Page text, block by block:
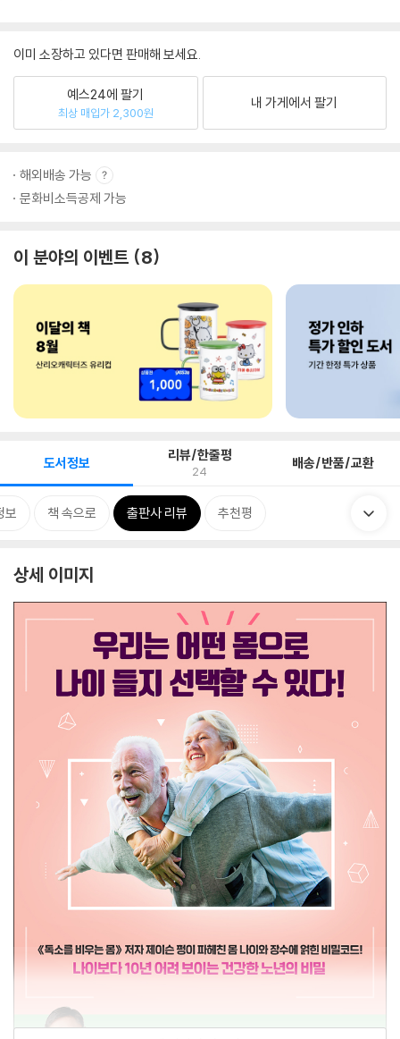
이미 소장하고 있다면 판매해 보세요.
예스24에 팔기
최상 매입가 2,300원
내 가게에서 팔기
해외배송 가능
문화비소득공제 가능
이 분야의 이벤트 8
도서정보 리뷰/한줄평
24 배송/반품/교환
보 책 속으로 출판사 리뷰 추천평
상세 이미지